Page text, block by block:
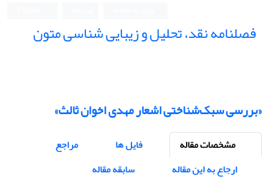
فصلنامه نقد، تحلیل و زیبایی شناسی متون
«بررسی سبک‌شناختی اشعار مهدی اخوان ثالث»
مشخصات مقاله فایل ها
مراجع
ارجاع به این مقاله
سابقه مقاله